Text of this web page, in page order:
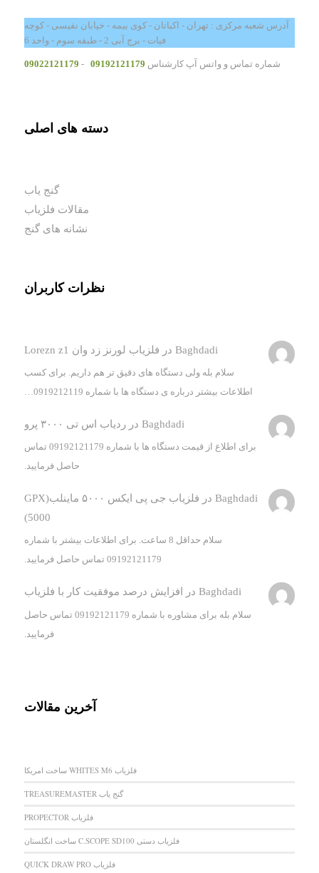
آدرس شعبه مرکزی : تهران - اکباتان - کوی بیمه - خیابان نفیسی - کوچه
فیات - برج آبی 2 - طبقه سوم - واحد 6
شماره تماس و واتس آپ کارشناس 09192121179
-
09022121179
دسته های اصلی
گنج یاب
مقالات فلزیاب
نشانه های گنج
نظرات کاربران
Baghdadi در فلزیاب لورنز زد وان Lorezn z1
سلام بله ولی دستگاه های دقیق تر هم داریم. برای کسب
اطلاعات بیشتر درباره ی دستگاه ها با شماره 0919212119…
Baghdadi درردیاب اس تی ۳۰۰۰ پرو
برای اطلاع از قیمت دستگاه ها با شماره 09192121179 تماس
حاصل فرمایید.
Baghdadi در
فلزیاب جی پی ایکس ۵۰۰۰ ماینلب(GPX
5000)
سلام حداقل 8 ساعت. برای اطلاعات بیشتر با شماره
09192121179 تماس حاصل فرمایید.
Baghdadi در افزایش درصد موفقیت کار با فلزیاب
سلام بله برای مشاوره با شماره 09192121179 تماس حاصل
فرمایید.
آخرین مقالات
فلزیاب WHITES M6 ساخت امریکا
گنج یاب TREASUREMASTER
فلزیاب PROPECTOR
فلزیاب دستی C.SCOPE SD100 ساخت انگلستان
فلزیاب QUICK DRAW PRO